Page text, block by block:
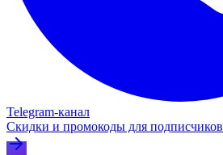
Telegram‑канал
Скидки и промокоды для подписчиков